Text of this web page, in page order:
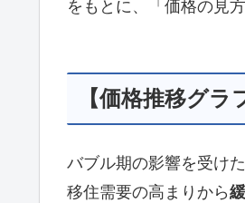
をもとに、「価格の見
【価格推移グ
バブル期の影響を受け
移住需要の高まりから